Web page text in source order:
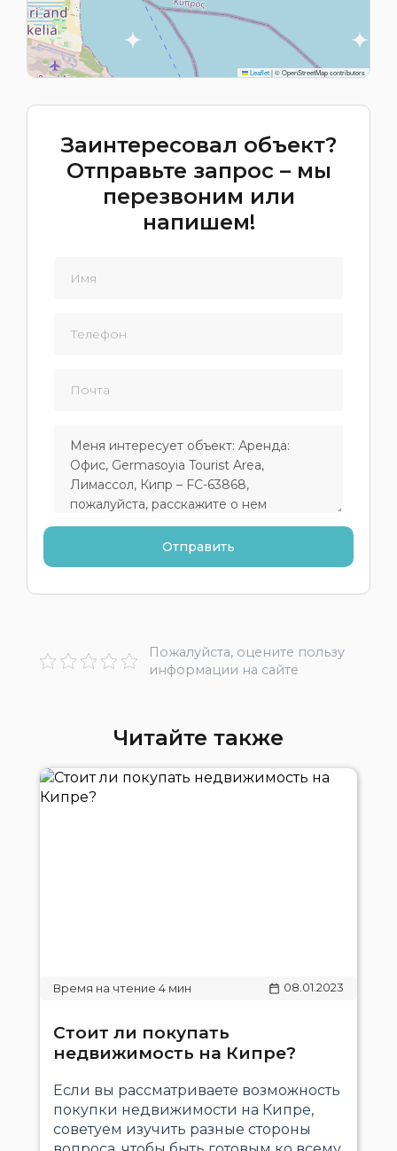
Leaflet|© OpenStreetMap contributors
Заинтересовал объект?
Отправьте запрос – мы
перезвоним или
напишем!
Пожалуйста, оцените пользу
информации на сайте
Читайте также
08.01.2023
Стоит ли покупать
недвижимость на Кипре?
Если вы рассматриваете возможность
покупки недвижимости на Кипре,
советуем изучить разные стороны